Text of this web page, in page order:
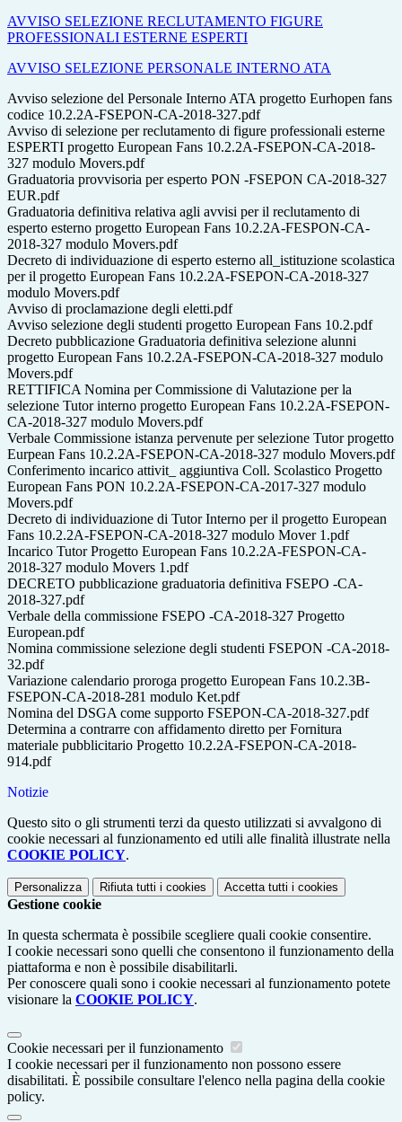
AVVISO SELEZIONE RECLUTAMENTO FIGURE
PROFESSIONALI ESTERNE ESPERTI
AVVISO SELEZIONE PERSONALE INTERNO ATA
Avviso selezione del Personale Interno ATA progetto Eurhopen fans
codice 10.2.2A-FSEPON-CA-2018-327.pdf
Avviso di selezione per reclutamento di figure professionali esterne
ESPERTI progetto European Fans 10.2.2A-FSEPON-CA-2018-
327 modulo Movers.pdf
Graduatoria provvisoria per esperto PON -FSEPON CA-2018-327
EUR.pdf
Graduatoria definitiva relativa agli avvisi per il reclutamento di
esperto esterno progetto European Fans 10.2.2A-FESPON-CA-
2018-327 modulo Movers.pdf
Decreto di individuazione di esperto esterno all_istituzione scolastica
per il progetto European Fans 10.2.2A-FSEPON-CA-2018-327
modulo Movers.pdf
Avviso di proclamazione degli eletti.pdf
Avviso selezione degli studenti progetto European Fans 10.2.pdf
Decreto pubblicazione Graduatoria definitiva selezione alunni
progetto European Fans 10.2.2A-FSEPON-CA-2018-327 modulo
Movers.pdf
RETTIFICA Nomina per Commissione di Valutazione per la
selezione Tutor interno progetto European Fans 10.2.2A-FSEPON-
CA-2018-327 modulo Movers.pdf
Verbale Commissione istanza pervenute per selezione Tutor progetto
Eurpean Fans 10.2.2A-FSEPON-CA-2018-327 modulo Movers.pdf
Conferimento incarico attivit_ aggiuntiva Coll. Scolastico Progetto
European Fans PON 10.2.2A-FSEPON-CA-2017-327 modulo
Movers.pdf
Decreto di individuazione di Tutor Interno per il progetto European
Fans 10.2.2A-FSEPON-CA-2018-327 modulo Mover 1.pdf
Incarico Tutor Progetto European Fans 10.2.2A-FESPON-CA-
2018-327 modulo Movers 1.pdf
DECRETO pubblicazione graduatoria definitiva FSEPO -CA-
2018-327.pdf
Verbale della commissione FSEPO -CA-2018-327 Progetto
European.pdf
Nomina commissione selezione degli studenti FSEPON -CA-2018-
32.pdf
Variazione calendario proroga progetto European Fans 10.2.3B-
FSEPON-CA-2018-281 modulo Ket.pdf
Nomina del DSGA come supporto FSEPON-CA-2018-327.pdf
Determina a contrarre con affidamento diretto per Fornitura
materiale pubblicitario Progetto 10.2.2A-FSEPON-CA-2018-
914.pdf
Notizie
Questo sito o gli strumenti terzi da questo utilizzati si avvalgono di
cookie necessari al funzionamento ed utili alle finalità illustrate nella
COOKIE POLICY.
Personalizza Rifiuta tutti i cookies Accetta tutti i cookies
Gestione cookie
In questa schermata è possibile scegliere quali cookie consentire.
I cookie necessari sono quelli che consentono il funzionamento della
piattaforma e non è possibile disabilitarli.
Per conoscere quali sono i cookie necessari al funzionamento potete
visionare la COOKIE POLICY.
Cookie necessari per il funzionamento
I cookie necessari per il funzionamento non possono essere
disabilitati. È possibile consultare l'elenco nella pagina della cookie
policy.